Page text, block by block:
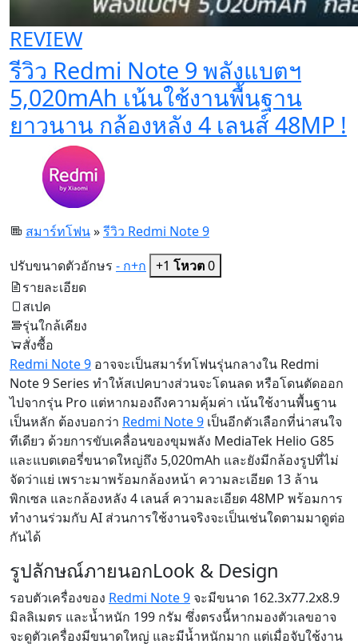
REVIEW
รีวิว Redmi Note 9 พลังแบตฯ
5,020mAh เน้นใช้งานพื้นฐาน
ยาวนาน กล้องหลัง 4 เลนส์ 48MP !
สมาร์ทโฟน»รีวิว Redmi Note 9
ปรับขนาดตัวอักษร - ก+ก +1 โหวต0
รายละเอียด
สเปค
รุ่นใกล้เคียง
สั่งซื้อ
Redmi Note 9 อาจจะเป็นสมาร์ทโฟนรุ่นกลางใน Redmi
Note 9 Series ทำให้สเปคบางส่วนจะโดนลด หรือโดนตัดออก
ไปจากรุ่น Pro แต่หากมองถึงความคุ้มค่า เน้นใช้งานพื้นฐาน
เป็นหลัก ต้องบอกว่า Redmi Note 9 เป็นอีกตัวเลือกที่น่าสนใจ
ทีเดียว ด้วยการขับเคลื่อนของขุมพลัง MediaTek Helio G85
และแบตเตอรี่ขนาดใหญ่ถึง 5,020mAh และยังมีกล้องรูปที่ไม่
จัดว่าแย่ เพราะมาพร้อมกล้องหน้า ความละเอียด 13 ล้าน
พิกเซล และกล้องหลัง 4 เลนส์ ความละเอียด 48MP พร้อมการ
ทำงานร่วมกับ AI ส่วนการใช้งานจริงจะเป็นเช่นใดตามมาดูต่อ
กันได้
รูปลักษณ์ภายนอกLook & Design
รอบตัวเครื่องของ Redmi Note 9 จะมีขนาด 162.3x77.2x8.9
มิลลิเมตร และน้ำหนัก 199 กรัม ซึ่งตรงนี้หากมองตัวเลขอาจ
จะดูตัวเครื่องมีขนาดใหญ่ และมีน้ำหนักมาก แต่เมื่อจับใช้งาน